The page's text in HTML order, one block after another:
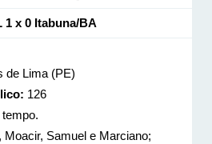
1 x 0 Itabuna/BA
de Lima (PE)
126
tempo.
Moacir, Samuel e Marciano;